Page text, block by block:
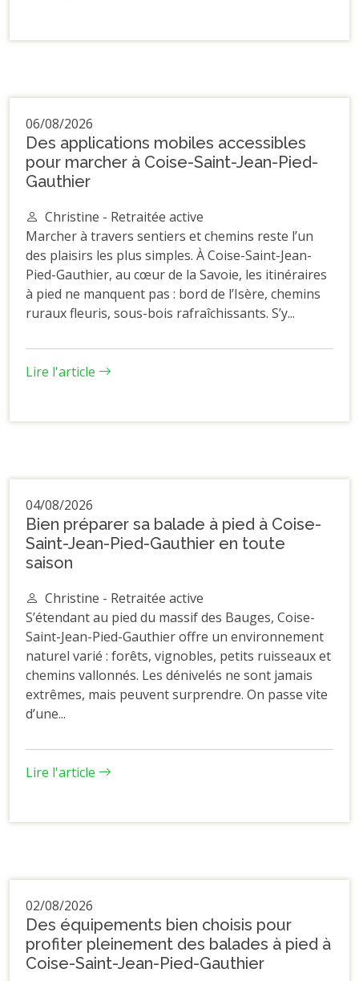
06/08/2026
Des applications mobiles accessibles
pour marcher à Coise-Saint-Jean-Pied-
Gauthier
Christine - Retraitée active
Marcher à travers sentiers et chemins reste l’un
des plaisirs les plus simples. À Coise-Saint-Jean-
Pied-Gauthier, au cœur de la Savoie, les itinéraires
à pied ne manquent pas : bord de l’Isère, chemins
ruraux fleuris, sous-bois rafraîchissants. S’y...
Lire l'article
04/08/2026
Bien préparer sa balade à pied à Coise-
Saint-Jean-Pied-Gauthier en toute
saison
Christine - Retraitée active
S’étendant au pied du massif des Bauges, Coise-
Saint-Jean-Pied-Gauthier offre un environnement
naturel varié : forêts, vignobles, petits ruisseaux et
chemins vallonnés. Les dénivelés ne sont jamais
extrêmes, mais peuvent surprendre. On passe vite
d’une...
Lire l'article
02/08/2026
Des équipements bien choisis pour
profiter pleinement des balades à pied à
Coise-Saint-Jean-Pied-Gauthier